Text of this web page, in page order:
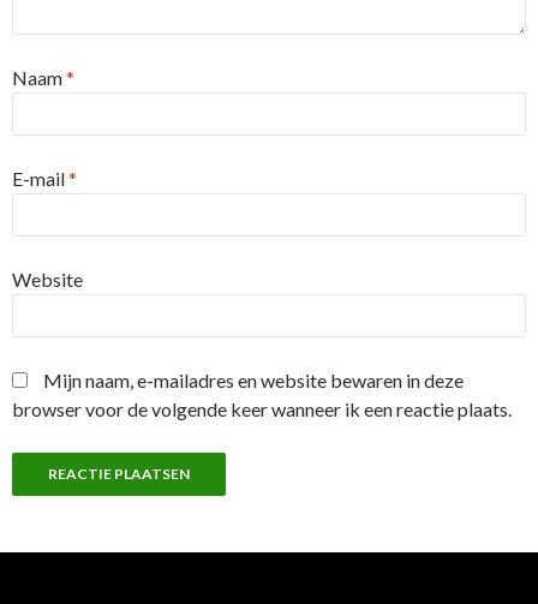
Naam*
E-mail*
Website
Mijn naam, e-mailadres en website bewaren in deze
browser voor de volgende keer wanneer ik een reactie plaats.